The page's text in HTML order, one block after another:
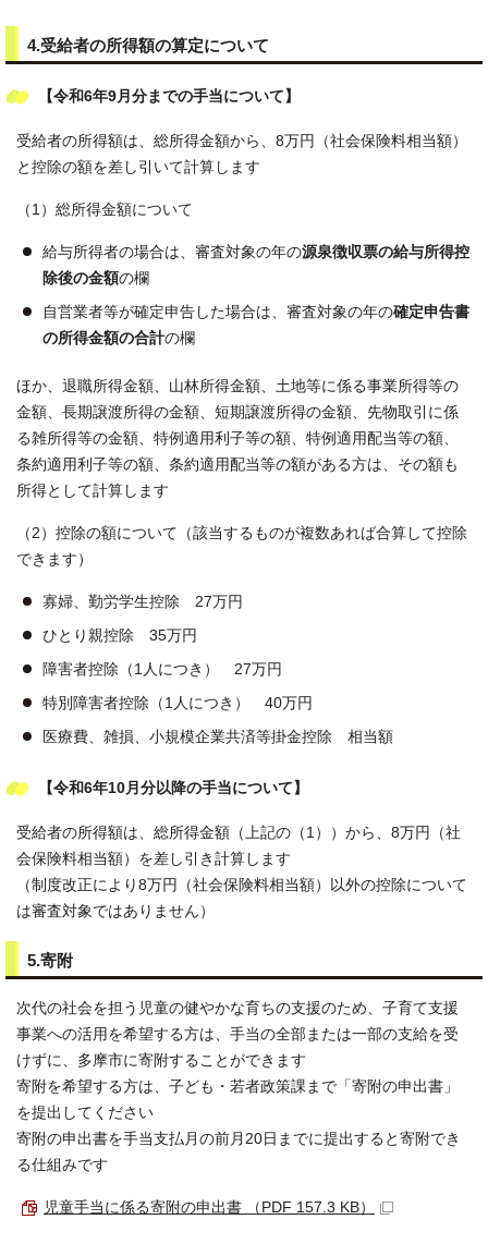
4.受給者の所得額の算定について
【令和6年9月分までの手当について】
受給者の所得額は、総所得金額から、8万円（社会保険料相当額）
と控除の額を差し引いて計算します
（1）総所得金額について
給与所得者の場合は、審査対象の年の源泉徴収票の給与所得控
除後の金額の欄
自営業者等が確定申告した場合は、審査対象の年の確定申告書
の所得金額の合計の欄
ほか、退職所得金額、山林所得金額、土地等に係る事業所得等の
金額、長期譲渡所得の金額、短期譲渡所得の金額、先物取引に係
る雑所得等の金額、特例適用利子等の額、特例適用配当等の額、
条約適用利子等の額、条約適用配当等の額がある方は、その額も
所得として計算します
（2）控除の額について（該当するものが複数あれば合算して控除
できます）
寡婦、勤労学生控除 27万円
ひとり親控除 35万円
障害者控除（1人につき） 27万円
特別障害者控除（1人につき） 40万円
医療費、雑損、小規模企業共済等掛金控除 相当額
【令和6年10月分以降の手当について】
受給者の所得額は、総所得金額（上記の（1））から、8万円（社
会保険料相当額）を差し引き計算します
（制度改正により8万円（社会保険料相当額）以外の控除について
は審査対象ではありません）
5.寄附
次代の社会を担う児童の健やかな育ちの支援のため、子育て支援
事業への活用を希望する方は、手当の全部または一部の支給を受
けずに、多摩市に寄附することができます
寄附を希望する方は、子ども・若者政策課まで「寄附の申出書」
を提出してください
寄附の申出書を手当支払月の前月20日までに提出すると寄附でき
る仕組みです
児童手当に係る寄附の申出書 （PDF 157.3 KB）